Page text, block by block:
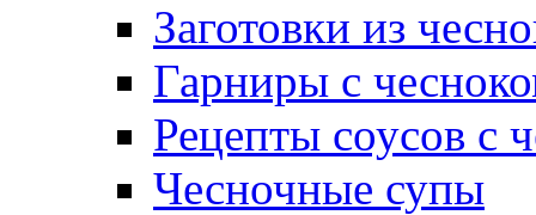
Заготовки из
Гарниры с
Рецепты соусов с
Чесночные супы